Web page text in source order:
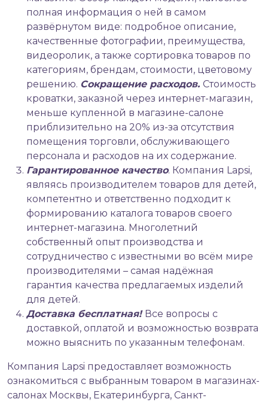
полная информация о ней в самом
развёрнутом виде: подробное описание,
качественные фотографии, преимущества,
видеоролик, а также сортировка товаров по
категориям, брендам, стоимости, цветовому
решению. Сокращение расходов. Стоимость
кроватки, заказной через интернет-магазин,
меньше купленной в магазине-салоне
приблизительно на 20% из-за отсутствия
помещения торговли, обслуживающего
персонала и расходов на их содержание.
Гарантированное качество. Компания Lapsi,
являясь производителем товаров для детей,
компетентно и ответственно подходит к
формированию каталога товаров своего
интернет-магазина. Многолетний
собственный опыт производства и
сотрудничество с известными во всём мире
производителями – самая надёжная
гарантия качества предлагаемых изделий
для детей.
Доставка бесплатная! Все вопросы с
доставкой, оплатой и возможностью возврата
можно выяснить по указанным телефонам.
Компания Lapsi предоставляет возможность
ознакомиться с выбранным товаром в магазинах-
салонах Москвы, Екатеринбурга, Санкт-